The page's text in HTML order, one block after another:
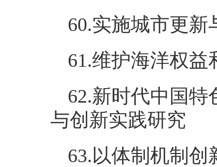
60.实施城市更
61.维护海洋权
62.新时代中国
与创新实践研究
63.以体制机制